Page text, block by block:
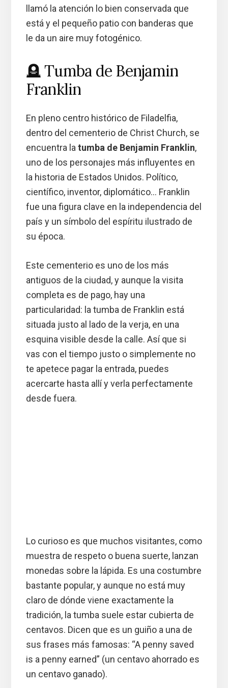
llamó la atención lo bien conservada que
está y el pequeño patio con banderas que
le da un aire muy fotogénico.
🪦 Tumba de Benjamin
Franklin
En pleno centro histórico de Filadelfia,
dentro del cementerio de Christ Church, se
encuentra latumba de Benjamin Franklin,
uno de los personajes más influyentes en
la historia de Estados Unidos. Político,
científico, inventor, diplomático… Franklin
fue una figura clave en la independencia del
país y un símbolo del espíritu ilustrado de
su época.
Este cementerio es uno de los más
antiguos de la ciudad, y aunque la visita
completa es de pago, hay una
particularidad: la tumba de Franklin está
situada justo al lado de la verja, en una
esquina visible desde la calle. Así que si
vas con el tiempo justo o simplemente no
te apetece pagar la entrada, puedes
acercarte hasta allí y verla perfectamente
desde fuera.
Lo curioso es que muchos visitantes, como
muestra de respeto o buena suerte, lanzan
monedas sobre la lápida. Es una costumbre
bastante popular, y aunque no está muy
claro de dónde viene exactamente la
tradición, la tumba suele estar cubierta de
centavos. Dicen que es un guiño a una de
sus frases más famosas: “A penny saved
is a penny earned” (un centavo ahorrado es
un centavo ganado).